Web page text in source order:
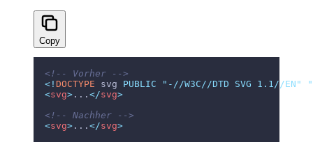
Copy
<!-- Vorher -->
<! DOCTYPE svg PUBLIC "-//W3C//DTD SVG 1.1//
<svg> ... </svg>
<!-- Nachher -->
<svg> ... </svg>